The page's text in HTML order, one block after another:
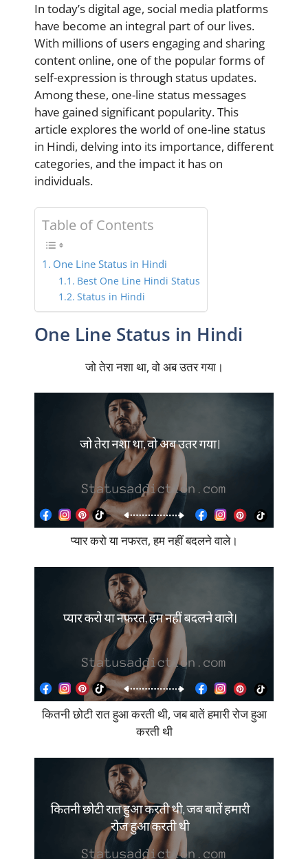
In today’s digital age, social media platforms
have become an integral part of our lives.
With millions of users engaging and sharing
content online, one of the popular forms of
self-expression is through status updates.
Among these, one-line status messages
have gained significant popularity. This
article explores the world of one-line status
in Hindi, delving into its importance, different
categories, and the impact it has on
individuals.
Table of Contents
One Line Status in Hindi
Best One Line Hindi Status
Status in Hindi
One Line Status in Hindi
जो तेरा नशा था, वो अब उतर गया।
प्यार करो या नफरत, हम नहीं बदलने वाले।
कितनी छोटी रात हुआ करती थी, जब बातें हमारी रोज हुआ
करती थी